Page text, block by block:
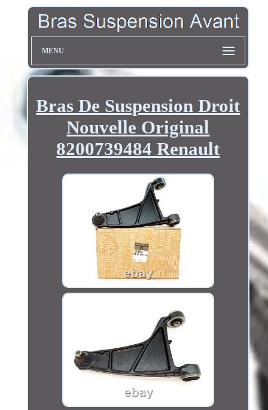
MENU
Bras De Suspension Droit
Nouvelle Original
8200739484 Renault